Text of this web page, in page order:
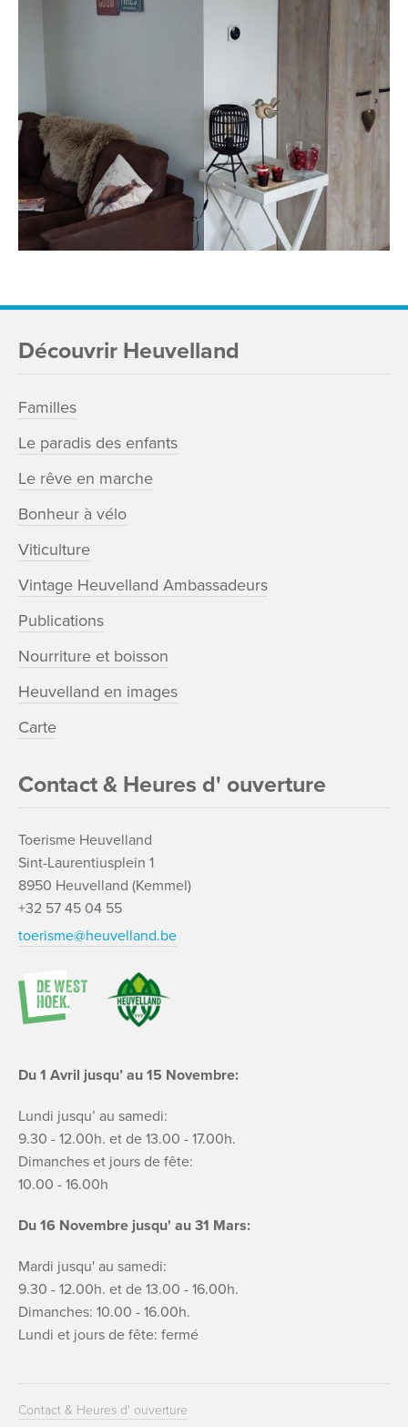
Découvrir Heuvelland
Familles
Le paradis des enfants
Le rêve en marche
Bonheur à vélo
Viticulture
Vintage Heuvelland Ambassadeurs
Publications
Nourriture et boisson
Heuvelland en images
Carte
Contact & Heures d' ouverture
Toerisme Heuvelland
Sint-Laurentiusplein 1
8950 Heuvelland (Kemmel)
+32 57 45 04 55
toerisme@heuvelland.be
Du 1 Avril jusqu’ au 15 Novembre:
Lundi jusqu’ au samedi:
9.30 - 12.00h. et de 13.00 - 17.00h.
Dimanches et jours de fête:
10.00 - 16.00h
Du 16 Novembre jusqu' au 31 Mars:
Mardi jusqu' au samedi:
9.30 - 12.00h. et de 13.00 - 16.00h.
Dimanches: 10.00 - 16.00h.
Lundi et jours de fête: fermé
Contact & Heures d' ouverture